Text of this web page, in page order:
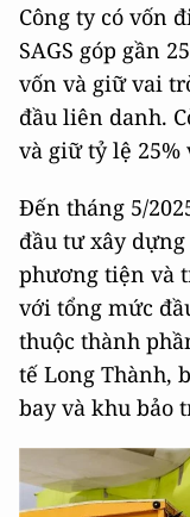
Công ty có vốn
SAGS góp gần
vốn và giữ vai
đầu liên danh.
và giữ tỷ lệ 25%
Đến tháng 5/
đầu tư xây
phương tiện và
với tổng mức
thuộc thành
tế Long Thành,
bay và khu bảo